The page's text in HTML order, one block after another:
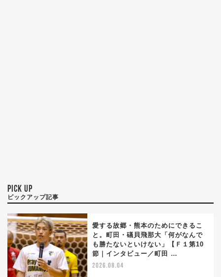
PICK UP
ピックアップ記事
愛する故郷・熊本のためにできるこ
と。町田・礒貝飛那大「何がなんで
も勝たないといけない」【Ｆ１第10
節｜インタビュー／町田 …
2026.08.04